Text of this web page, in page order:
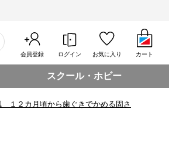
会員登録 ログイン お気に入り カート
スクール・ホビー
２カ月頃から歯ぐきでかめる固さ